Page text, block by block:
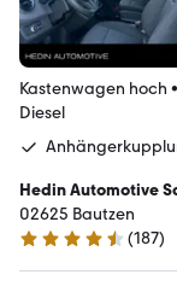
Kastenwagen hoch •
Diesel
Hedin Automotive
02625 Bautzen
4.5 Sterne
(187)